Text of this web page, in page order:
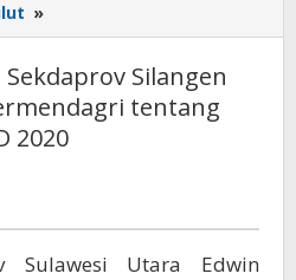
»
Mendagri,
Sekdaprov
Silangen
Ikuti
Sosialisasi
APBD
2020
Silangen
tentang
2020
Sulawesi Utara Edwin